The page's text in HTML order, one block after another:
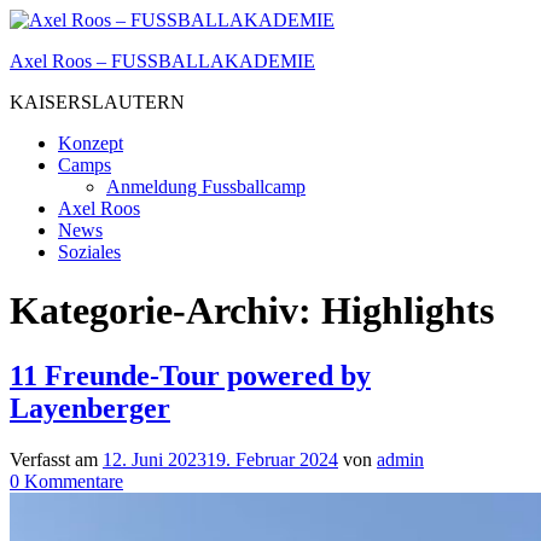
Zum
springen
Axel Roos – FUSSBALLAKADEMIE
KAISERSLAUTERN
Konzept
Camps
Anmeldung Fussballcamp
Axel Roos
News
Soziales
Kategorie-Archiv: Highlights
11 Freunde-Tour powered by
Layenberger
Verfasst am 12. Juni 202319. Februar 2024 von admin
0 Kommentarezu